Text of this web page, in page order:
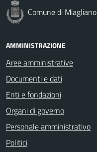
Comune di Miagliano
AMMINISTRAZIONE
Aree amministrative
Documenti e dati
Enti e fondazioni
Organi di governo
Personale amministrativo
Politici